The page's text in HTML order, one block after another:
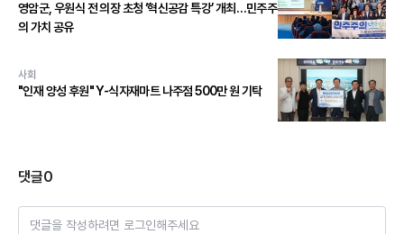
영암군, 우원식 전 의장 초청 ‘혁신공감 특강’ 개최…민주주
의 가치 공유
사회
"인재 양성 후원" Y-식자재마트 나주점 500만 원 기탁
댓글0
댓글을 작성하려면 로그인해주세요